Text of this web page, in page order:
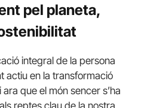
pel planeta,
integral de la persona
actiu en la transformació
que el món sencer s’ha